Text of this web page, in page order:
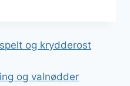
og krydderost
og valnødder